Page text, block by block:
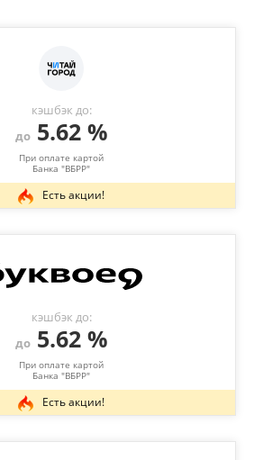
кэшбэк до:
до5.62 %
При оплате картой
Банка "ВБРР"
Есть акции!
кэшбэк до:
до5.62 %
При оплате картой
Банка "ВБРР"
Есть акции!